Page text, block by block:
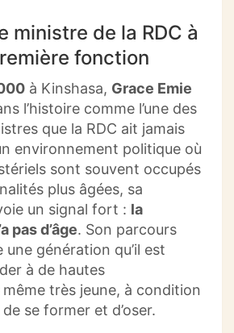
ministre de la RDC à
fonction
à Kinshasa, Grace Emie
l’histoire comme l’une des
que la RDC ait jamais
environnement politique où
sont souvent occupés
plus âgées, sa
un signal fort : la
pas d’âge. Son parcours
génération qu’il est
à de hautes
très jeune, à condition
se former et d’oser.